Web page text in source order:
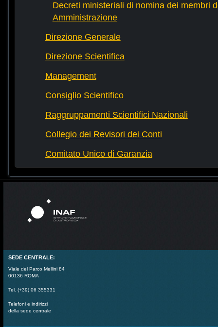
Decreti ministeriali di nomina dei membri
Amministrazione
Direzione Generale
Direzione Scientifica
Management
Consiglio Scientifico
Raggruppamenti Scientifici Nazionali
Collegio dei Revisori dei Conti
Comitato Unico di Garanzia
SEDE CENTRALE:
Viale del Parco Mellini 84
00136 ROMA
Tel. (+39) 06 355331
Telefoni e indirizzi
della sede centrale